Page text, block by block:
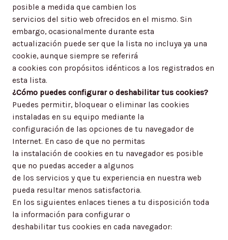
posible a medida que cambien los
servicios del sitio web ofrecidos en el mismo. Sin
embargo, ocasionalmente durante esta
actualización puede ser que la lista no incluya ya una
cookie, aunque siempre se referirá
a cookies con propósitos idénticos a los registrados en
esta lista.
¿Cómo puedes configurar o deshabilitar tus cookies?
Puedes permitir, bloquear o eliminar las cookies
instaladas en su equipo mediante la
configuración de las opciones de tu navegador de
Internet. En caso de que no permitas
la instalación de cookies en tu navegador es posible
que no puedas acceder a algunos
de los servicios y que tu experiencia en nuestra web
pueda resultar menos satisfactoria.
En los siguientes enlaces tienes a tu disposición toda
la información para configurar o
deshabilitar tus cookies en cada navegador: